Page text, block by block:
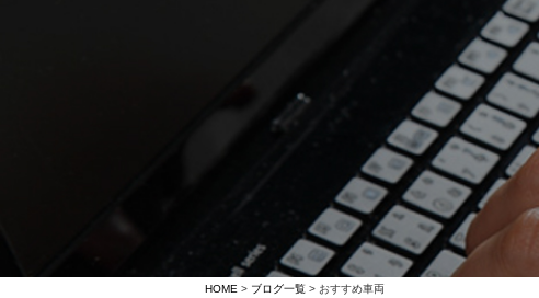
HOME > ブログ一覧 > おすすめ車両